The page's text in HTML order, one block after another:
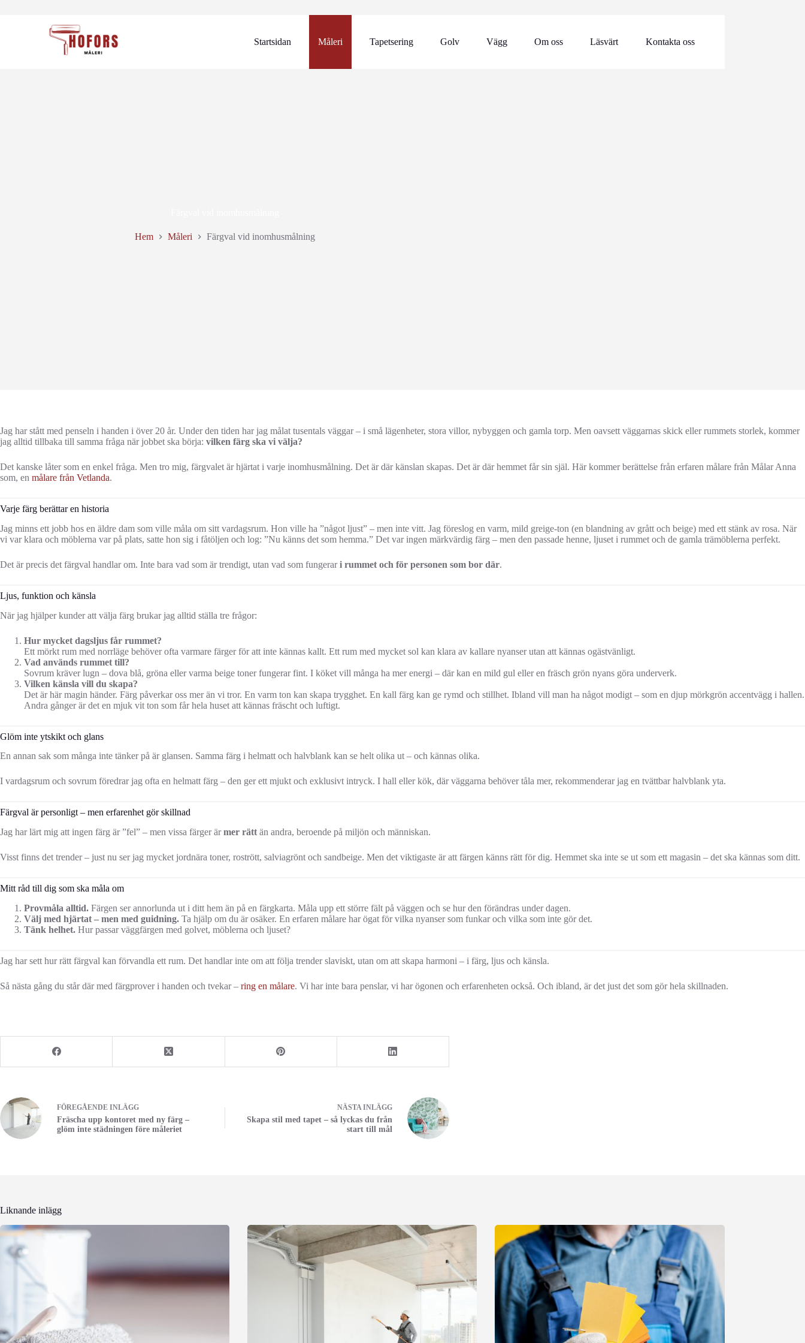
Startsidan
Måleri Tapetsering Golv Vägg Om oss Läsvärt Kontakta oss
Hem Måleri Färgval vid inomhusmålning
Jag har stått med penseln i handen i över 20 år. Under den tiden har jag målat tusentals väggar – i små lägenheter, stora villor, nybyggen och gamla torp. Men oavsett väggarnas skick eller rummets storlek, kommer
jag alltid tillbaka till samma fråga när jobbet ska börja: vilken färg ska vi välja?
Det kanske låter som en enkel fråga. Men tro mig, färgvalet är hjärtat i varje inomhusmålning. Det är där känslan skapas. Det är där hemmet får sin själ. Här kommer berättelse från erfaren målare från Målar Anna
som, en målare från Vetlanda.
Varje färg berättar en historia
Jag minns ett jobb hos en äldre dam som ville måla om sitt vardagsrum. Hon ville ha ”något ljust” – men inte vitt. Jag föreslog en varm, mild greige-ton (en blandning av grått och beige) med ett stänk av rosa. När
vi var klara och möblerna var på plats, satte hon sig i fåtöljen och log: ”Nu känns det som hemma.” Det var ingen märkvärdig färg – men den passade henne, ljuset i rummet och de gamla trämöblerna perfekt.
Det är precis det färgval handlar om. Inte bara vad som är trendigt, utan vad som fungerari rummet och för personen som bor där.
Ljus, funktion och känsla
När jag hjälper kunder att välja färg brukar jag alltid ställa tre frågor:
Hur mycket dagsljus får rummet?
Ett mörkt rum med norrläge behöver ofta varmare färger för att inte kännas kallt. Ett rum med mycket sol kan klara av kallare nyanser utan att kännas ogästvänligt.
Vad används rummet till?
Sovrum kräver lugn – dova blå, gröna eller varma beige toner fungerar fint. I köket vill många ha mer energi – där kan en mild gul eller en fräsch grön nyans göra underverk.
Vilken känsla vill du skapa?
Det är här magin händer. Färg påverkar oss mer än vi tror. En varm ton kan skapa trygghet. En kall färg kan ge rymd och stillhet. Ibland vill man ha något modigt – som en djup mörkgrön accentvägg i hallen.
Andra gånger är det en mjuk vit ton som får hela huset att kännas fräscht och luftigt.
Glöm inte ytskikt och glans
En annan sak som många inte tänker på är glansen. Samma färg i helmatt och halvblank kan se helt olika ut – och kännas olika.
I vardagsrum och sovrum föredrar jag ofta en helmatt färg – den ger ett mjukt och exklusivt intryck. I hall eller kök, där väggarna behöver tåla mer, rekommenderar jag en tvättbar halvblank yta.
Färgval är personligt – men erfarenhet gör skillnad
Jag har lärt mig att ingen färg är ”fel” – men vissa färger ärmer rätt än andra, beroende på miljön och människan.
Visst finns det trender – just nu ser jag mycket jordnära toner, rostrött, salviagrönt och sandbeige. Men det viktigaste är att färgen känns rätt för dig. Hemmet ska inte se ut som ett magasin – det ska kännas som ditt.
Mitt råd till dig som ska måla om
Provmåla alltid. Färgen ser annorlunda ut i ditt hem än på en färgkarta. Måla upp ett större fält på väggen och se hur den förändras under dagen.
Välj med hjärtat – men med guidning. Ta hjälp om du är osäker. En erfaren målare har ögat för vilka nyanser som funkar och vilka som inte gör det.
Tänk helhet. Hur passar väggfärgen med golvet, möblerna och ljuset?
Jag har sett hur rätt färgval kan förvandla ett rum. Det handlar inte om att följa trender slaviskt, utan om att skapa harmoni – i färg, ljus och känsla.
Så nästa gång du står där med färgprover i handen och tvekar – ring en målare. Vi har inte bara penslar, vi har ögonen och erfarenheten också. Och ibland, är det just det som gör hela skillnaden.
FÖREGÅENDE INLÄGG
Fräscha upp kontoret med ny färg –
glöm inte städningen före måleriet
NÄSTAINLÄGG
Skapa stil med tapet – så lyckas du från
start till mål
Liknande inlägg